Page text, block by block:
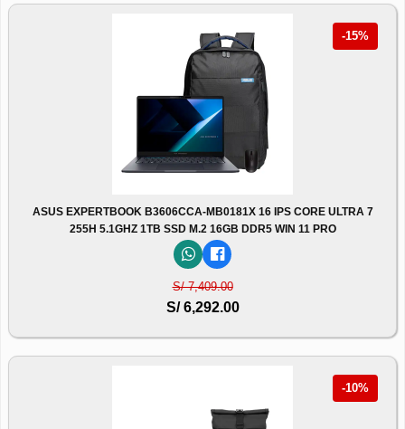
-15%
ASUS EXPERTBOOK B3606CCA-MB0181X 16 IPS CORE ULTRA 7
255H 5.1GHZ 1TB SSD M.2 16GB DDR5 WIN 11 PRO
S/ 7,409.00
S/ 6,292.00
-10%